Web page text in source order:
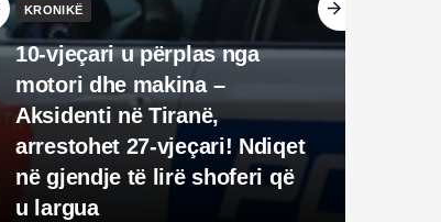
KRONIKË
10-vjeçari u përplas nga
motori dhe makina –
Aksidenti në Tiranë,
arrestohet 27-vjeçari! Ndiqet
në gjendje të lirë shoferi që
u largua